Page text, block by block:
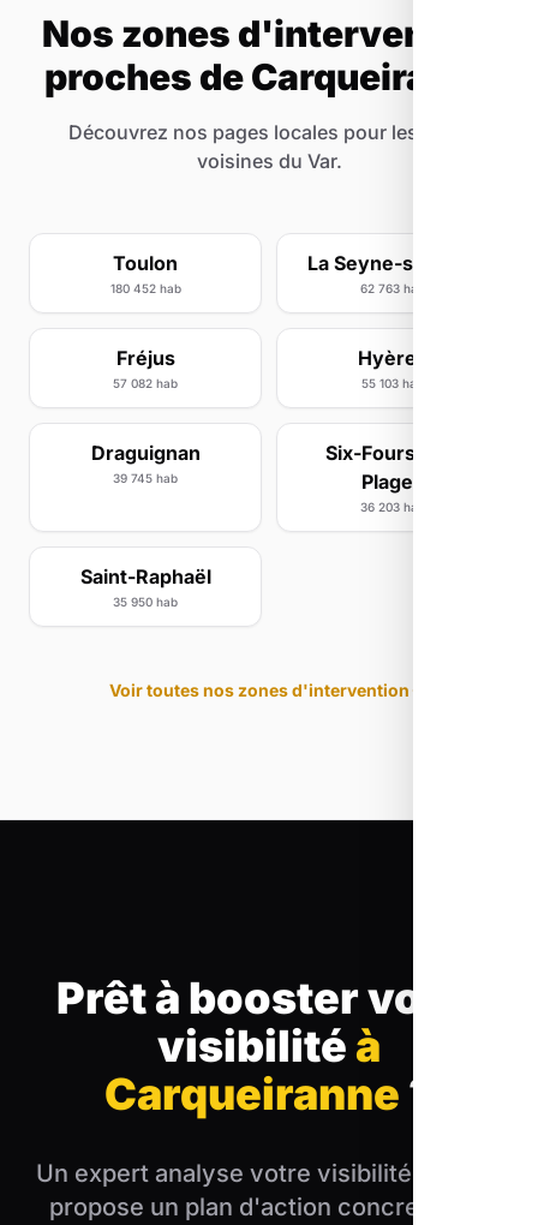
Nos zones d'intervention
proches de Carqueiranne
Découvrez nos pages locales pour les villes
voisines du Var.
Toulon
180 452 hab
La Seyne-sur-Mer
62 763 hab
Fréjus
57 082 hab
Hyères
55 103 hab
Draguignan
39 745 hab
Six-Fours-les-
Plages
36 203 hab
Saint-Raphaël
35 950 hab
Voir toutes nos zones d'intervention
Prêt à booster votre
visibilitéà
Carqueiranne ?
Un expert analyse votre visibilité et vous
propose un plan d'action concret sous